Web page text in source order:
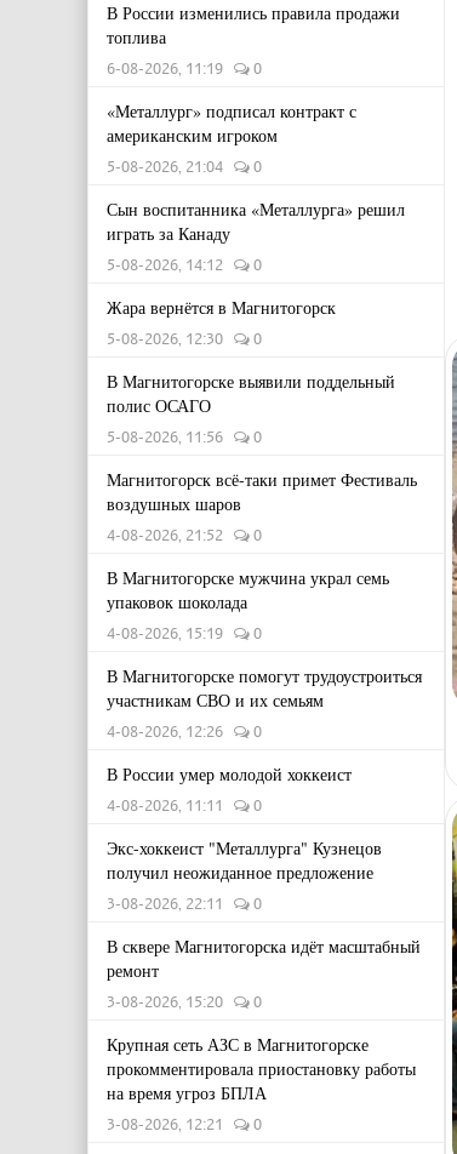
В России изменились правила продажи
топлива
6-08-2026, 11:19 0
«Металлург» подписал контракт с
американским игроком
5-08-2026, 21:04 0
Сын воспитанника «Металлурга» решил
играть за Канаду
5-08-2026, 14:12 0
Жара вернётся в Магнитогорск
5-08-2026, 12:30 0
В Магнитогорске выявили поддельный
полис ОСАГО
5-08-2026, 11:56 0
Магнитогорск всё-таки примет Фестиваль
воздушных шаров
4-08-2026, 21:52 0
В Магнитогорске мужчина украл семь
упаковок шоколада
4-08-2026, 15:19 0
В Магнитогорске помогут трудоустроиться
участникам СВО и их семьям
4-08-2026, 12:26 0
В России умер молодой хоккеист
4-08-2026, 11:11 0
Экс-хоккеист "Металлурга" Кузнецов
получил неожиданное предложение
3-08-2026, 22:11 0
В сквере Магнитогорска идёт масштабный
ремонт
3-08-2026, 15:20 0
Крупная сеть АЗС в Магнитогорске
прокомментировала приостановку работы
на время угроз БПЛА
3-08-2026, 12:21 0